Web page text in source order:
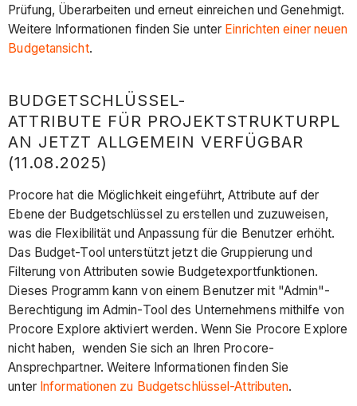
Prüfung, Überarbeiten und erneut einreichen und Genehmigt.
Weitere Informationen finden Sie unter Einrichten einer neuen
Budgetansicht.
BUDGETSCHLÜSSEL-
ATTRIBUTE FÜR PROJEKTSTRUKTURPL
AN JETZT ALLGEMEIN VERFÜGBAR
(11.08.2025)
Procore hat die Möglichkeit eingeführt, Attribute auf der
Ebene der Budgetschlüssel zu erstellen und zuzuweisen,
was die Flexibilität und Anpassung für die Benutzer erhöht.
Das Budget-Tool unterstützt jetzt die Gruppierung und
Filterung von Attributen sowie Budgetexportfunktionen.
Dieses Programm kann von einem Benutzer mit "Admin"-
Berechtigung im Admin-Tool des Unternehmens mithilfe von
Procore Explore aktiviert werden. Wenn Sie Procore Explore
nicht haben, wenden Sie sich an Ihren Procore-
Ansprechpartner. Weitere Informationen finden Sie
unter Informationen zu Budgetschlüssel-Attributen.